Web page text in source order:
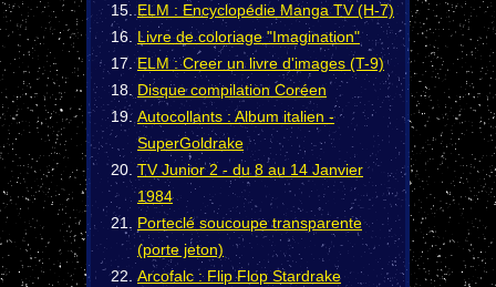
ELM : Encyclopédie Manga TV (H-7)
Livre de coloriage "Imagination"
ELM : Creer un livre d'images (T-9)
Disque compilation Coréen
Autocollants : Album italien -
SuperGoldrake
TV Junior 2 - du 8 au 14 Janvier
1984
Porteclé soucoupe transparente
(porte jeton)
Arcofalc : Flip Flop Stardrake